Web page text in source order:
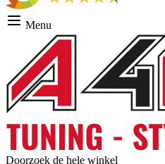
Menu
Doorzoek de hele winkel